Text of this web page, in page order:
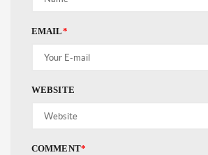
EMAIL*
WEBSITE
COMMENT*